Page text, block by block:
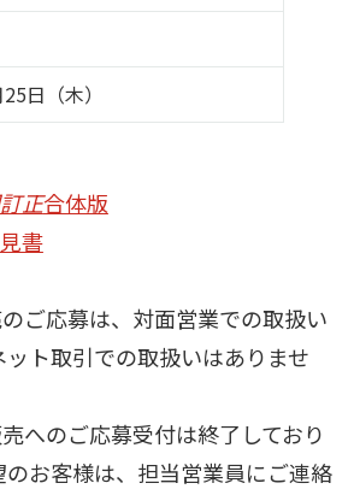
日（木）
正合体版
書
ご応募は、対面営業での取扱い
ト取引での取扱いはありませ
のご応募受付は終了しており
のお客様は、担当営業員にご連絡